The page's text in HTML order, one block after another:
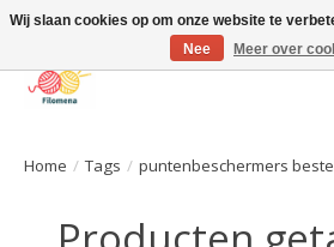
Home / Tags / puntenbeschermers
Wij slaan cookies op om onze website te
Nee
Meer over